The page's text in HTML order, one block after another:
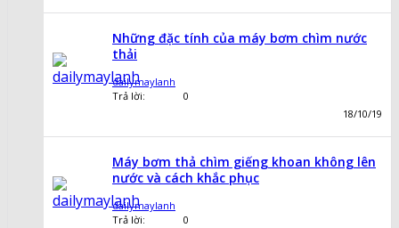
Những đặc tính của máy bơm chìm nước
thải
dailymaylanh
Trả lời:
0
18/10/19
Máy bơm thả chìm giếng khoan không lên
nước và cách khắc phục
dailymaylanh
Trả lời:
0